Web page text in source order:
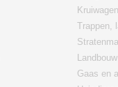
Trappen,
Gaas en